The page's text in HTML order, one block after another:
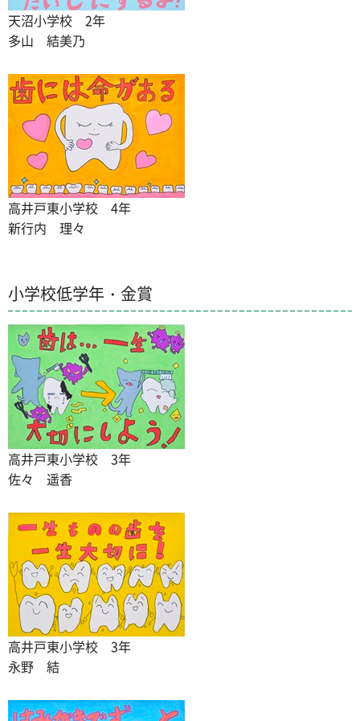
天沼小学校 2年
多山 結美乃
高井戸東小学校 4年
新行内 理々
小学校低学年・金賞
高井戸東小学校 3年
佐々 遥香
高井戸東小学校 3年
永野 結